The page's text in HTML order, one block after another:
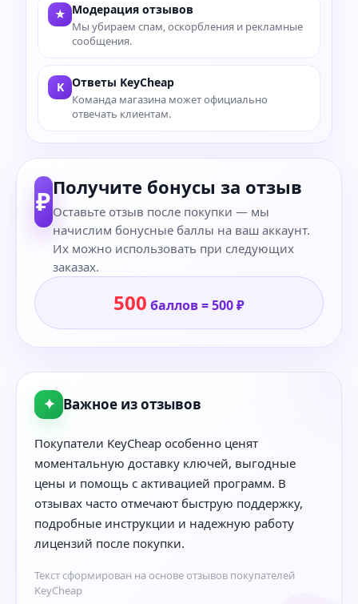
★ Модерация отзывов
Мы убираем спам, оскорбления и рекламные
сообщения.
K Ответы KeyCheap
Команда магазина может официально
отвечать клиентам.
₽Получите бонусы за отзыв
Оставьте отзыв после покупки — мы
начислим бонусные баллы на ваш аккаунт.
Их можно использовать при следующих
заказах.
500 баллов = 500 ₽
✦ Важное из отзывов
Покупатели KeyCheap особенно ценят
моментальную доставку ключей, выгодные
цены и помощь с активацией программ. В
отзывах часто отмечают быструю поддержку,
подробные инструкции и надежную работу
лицензий после покупки.
Текст сформирован на основе отзывов покупателей
KeyCheap